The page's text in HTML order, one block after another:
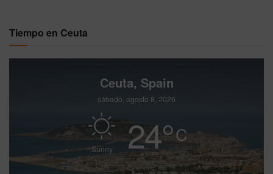
Tiempo en Ceuta
Ceuta, Spain
sábado, agosto 8, 2026
Sunny 24°C